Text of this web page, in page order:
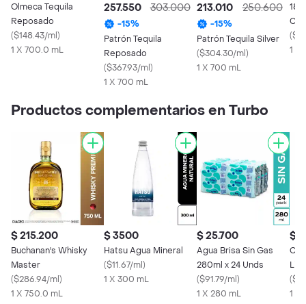
Olmeca Tequila
Reposado
($148.43/ml)
1 X 700.0 mL
257.550
303.000
-15%
Patrón Tequila
Reposado
($367.93/ml)
1 X 700 mL
213.010
250.600
-15%
Patrón Tequila Silver
($304.30/ml)
1 X 700 mL
(
1 X
Productos complementarios en Turbo
$ 215.200
Buchanan's Whisky
Master
($286.94/ml)
1 X 750.0 mL
$ 3500
Hatsu Agua Mineral
($11.67/ml)
1 X 300 mL
$ 25.700
Agua Brisa Sin Gas
280ml x 24 Unds
($91.79/ml)
1 X 280 mL
$
Carulla
(
1 X